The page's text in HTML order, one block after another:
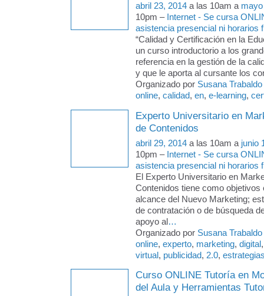
abril 23, 2014 a las 10am a
10pm – Internet - Se cursa
asistencia presencial ni horarios
“Calidad y Certificación en la
un curso introductorio a los
referencia en la gestión de la
y que le aporta al cursante los
Organizado por Susana Trabaldo
online, calidad, en, e-learning,
Experto Universitario en
de Contenidos
abril 29, 2014 a las 10am a junio
10pm – Internet - Se cursa
asistencia presencial ni horarios
El Experto Universitario en
Contenidos tiene como objetivos
alcance del Nuevo Marketing;
de contratación o de búsqueda
apoyo al…
Organizado por Susana Trabaldo
online, experto, marketing, digital
virtual, publicidad, 2.0,
Curso ONLINE Tutoría en
del Aula y Herramientas